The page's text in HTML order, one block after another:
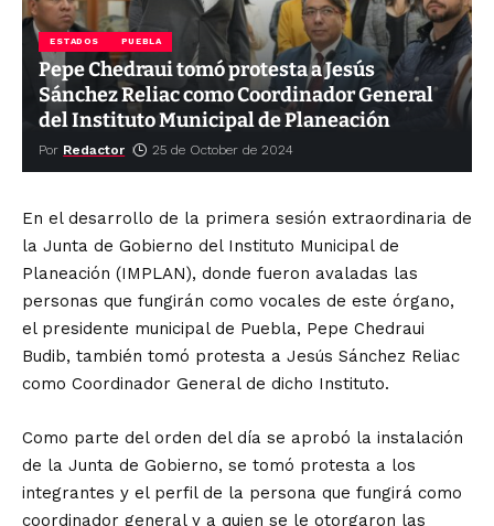
ESTADOS PUEBLA
Pepe Chedraui tomó protesta a Jesús
Sánchez Reliac como Coordinador General
del Instituto Municipal de Planeación
Por Redactor 25 de October de 2024
En el desarrollo de la primera sesión extraordinaria de
la Junta de Gobierno del Instituto Municipal de
Planeación (IMPLAN), donde fueron avaladas las
personas que fungirán como vocales de este órgano,
el presidente municipal de Puebla, Pepe Chedraui
Budib, también tomó protesta a Jesús Sánchez Reliac
como Coordinador General de dicho Instituto.
Como parte del orden del día se aprobó la instalación
de la Junta de Gobierno, se tomó protesta a los
integrantes y el perfil de la persona que fungirá como
coordinador general y a quien se le otorgaron las